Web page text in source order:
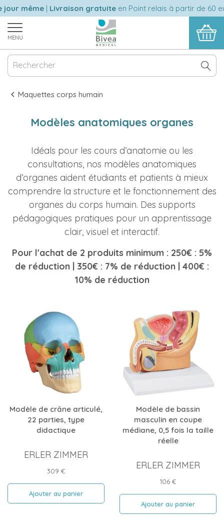
même|Livraison gratuiteen Point relais à partir de 60
MENU
Maquettes corps humain
Modèles anatomiques organes
Idéals pour les cours d’anatomie ou les
consultations, nos modèles anatomiques
d’organes aident étudiants et patients à mieux
comprendre la structure et le fonctionnement des
organes du corps humain. Des supports
pédagogiques pratiques pour un apprentissage
clair, visuel et interactif.
Pour l'achat de 2 produits minimum : 250€ : 5%
de réduction | 350€ : 7% de réduction | 400€ :
10% de réduction
Modèle de crâne articulé,
22 parties, type
didactique
ERLER ZIMMER
Prix
309 €
Ajouter au panier
Modèle de bassin
masculin en coupe
médiane, 0,5 fois la taille
réelle
ERLER ZIMMER
Prix
106 €
Ajouter au panier